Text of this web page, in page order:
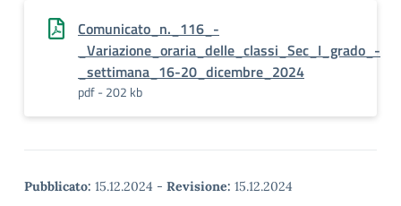
Comunicato_n._116_-
_Variazione_oraria_delle_classi_Sec_I_grado_-
_settimana_16-20_dicembre_2024
pdf - 202 kb
Pubblicato: 15.12.2024 - Revisione: 15.12.2024